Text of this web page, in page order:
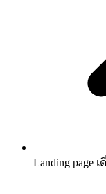
Landing page